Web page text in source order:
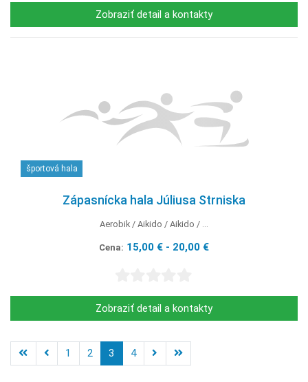
Zobraziť detail a kontakty
športová hala
Zápasnícka hala Júliusa Strniska
Aerobik Aikido Aikido ...
Cena: 15,00 € - 20,00 €
Zobraziť detail a kontakty
1 2 3 4